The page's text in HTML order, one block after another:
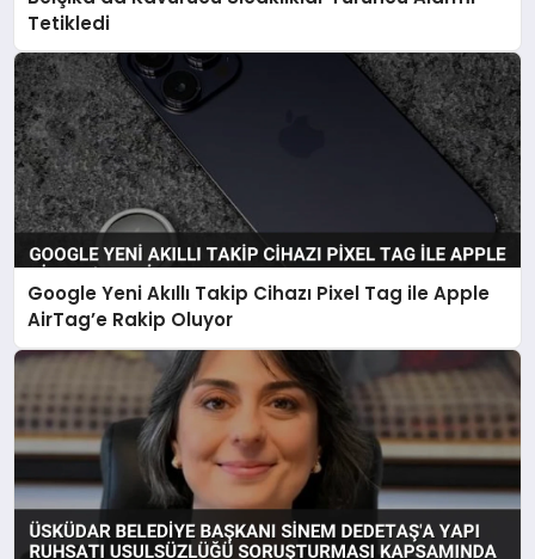
Tetikledi
Google Yeni Akıllı Takip Cihazı Pixel Tag ile Apple
AirTag’e Rakip Oluyor